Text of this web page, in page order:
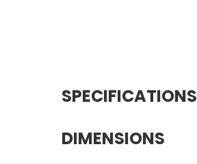
SPECIFICATIONS
DIMENSIONS